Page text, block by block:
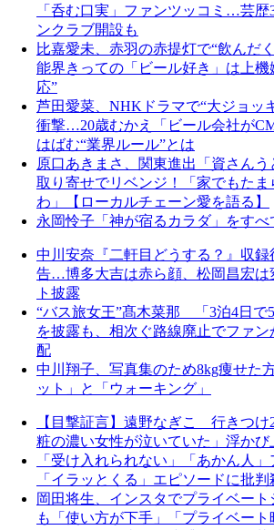
「呑む口実」ファンツッコミ…芸歴
ンクラブ開設も
比嘉愛未、赤羽の赤提灯で“飲んだ
能界きっての「ビール好き」は上
応”
芦田愛菜、NHKドラマで“大ジョッ
衝撃…20歳むかえ「ビール会社が
はばむ“業界ルール”とは
原口あきまさ、関東進出「資さんう
取り寄せでリベンジ！「家でもたま
わ」【ローカルチェーン愛を語る】
永岡怜子「神が宿るカラダ」をすべ
中川安奈『二軒目どうする？』収録
告…博多大吉は赤ら顔、松岡昌宏は
ト披露
“バス旅女王”髙木菜那 「3泊4日で
を披露も、相次ぐ路線廃止でファ
配
中川翔子、写真集のため8kg痩せた
ット」と「ウォーキング」
【目撃証言】遠野なぎこ 行きつけ
粧の濃い女性が泣いていた」浮かび
「受け入れられない」「あかん人
「イラッとくる」エピソードに批判
岡田将生、インスタでプライベー
も「使い方が下手」「プライベー